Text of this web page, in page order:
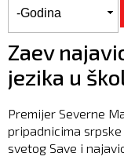
Zaev
jezika u
Premijer Severne
pripadnicima
svetog Save i